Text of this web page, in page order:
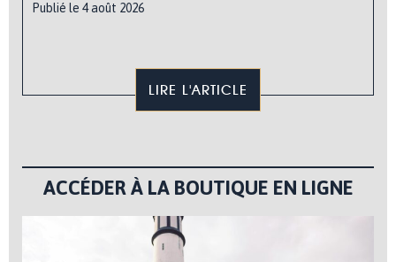
Publié le 4 août 2026
LIRE L'ARTICLE
ACCÉDER À LA BOUTIQUE EN LIGNE